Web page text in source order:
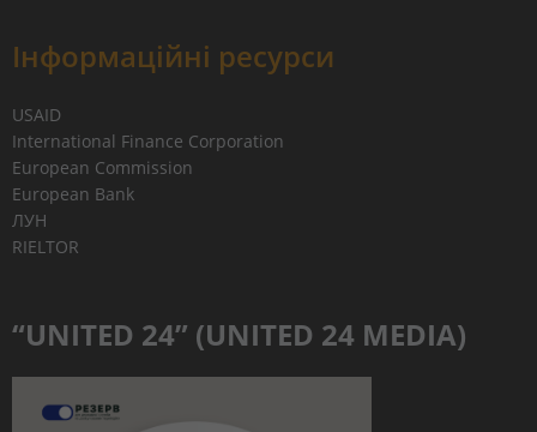
Інформаційні ресурси
USAID
International Finance Corporation
European Commission
European Bank
ЛУН
RIELTOR
“UNITED 24” (UNITED 24 MEDIA)